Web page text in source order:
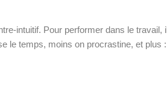
intuitif. Pour performer dans le travail, il
le temps, moins on procrastine, et plus :